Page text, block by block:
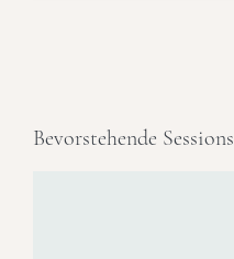
Bevorstehende Sessions